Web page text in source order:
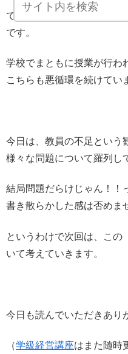
でも、このドタバタで最も
です。
学校でまともに授業が行わ
こちらも悪循環を続けてい
今日は、教員の不足という
様々な問題について羅列し
結局問題だらけじゃん！！
書き散らかした感は否めま
というわけで次回は、この
いて考えていきます。
今日も読んでいただきあり
（学級経営講座はまた随時